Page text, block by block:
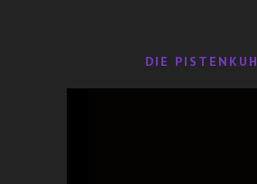
DIE PISTENKUH